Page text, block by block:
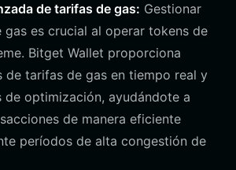
de tarifas de gas: Gestionar
gas es crucial al operar tokens de
Bitget Wallet proporciona
de tarifas de gas en tiempo real y
de optimización, ayudándote a
de manera eficiente
períodos de alta congestión de